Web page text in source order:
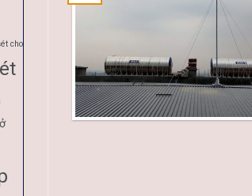
cho